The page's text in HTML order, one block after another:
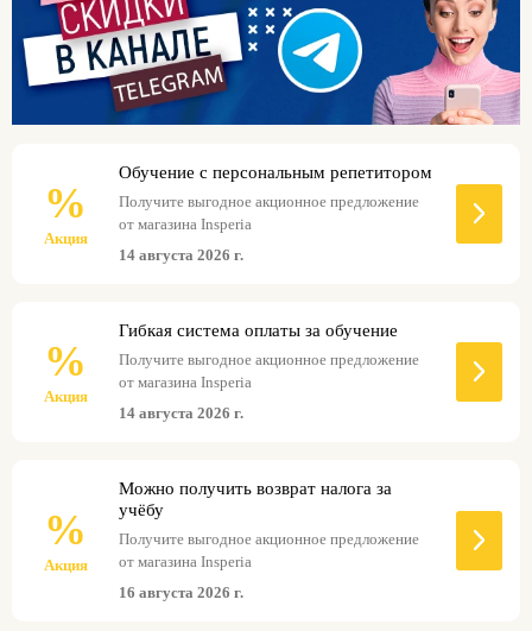
%
Акция
Обучение с персональным репетитором
Получите выгодное акционное предложение
от магазина Insperia
14 августа 2026 г.
%
Акция
Гибкая система оплаты за обучение
Получите выгодное акционное предложение
от магазина Insperia
14 августа 2026 г.
%
Акция
Можно получить возврат налога за
учёбу
Получите выгодное акционное предложение
от магазина Insperia
16 августа 2026 г.